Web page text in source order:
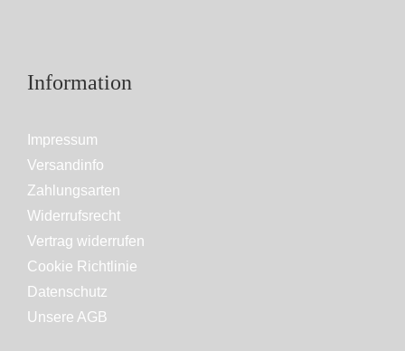
Information
Impressum
Versandinfo
Zahlungsarten
Widerrufsrecht
Vertrag widerrufen
Cookie Richtlinie
Datenschutz
Unsere AGB